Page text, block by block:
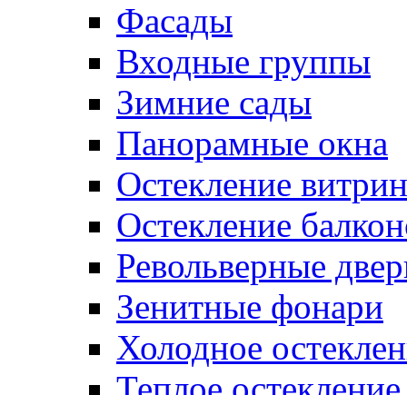
Фасады
Входные группы
Зимние сады
Панорамные окна
Остекление витрин
Остекление
Револьверные
Зенитные фонари
Холодное